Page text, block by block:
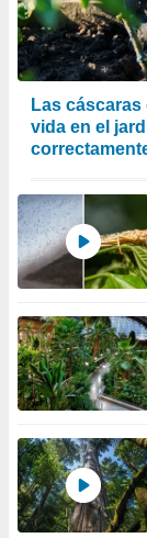
Las
vida en el